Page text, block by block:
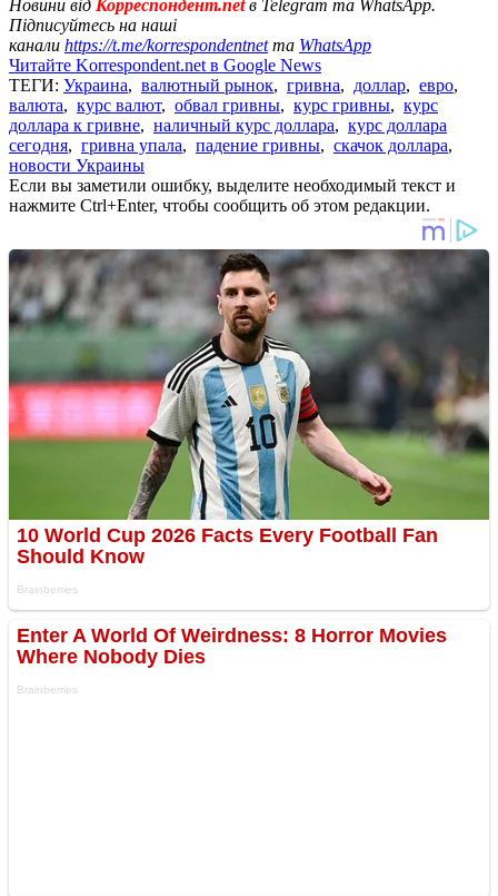
Новини від Корреспондент.netв Telegram та WhatsApp.
Підписуйтесь на наші
канали https://t.me/korrespondentnetта WhatsApp
Читайте Korrespondent.net в Google News
ТЕГИ: Украина, валютный рынок, гривна, доллар, евро,
валюта, курс валют, обвал гривны, курс гривны, курс
доллара к гривне, наличный курс доллара, курс доллара
сегодня, гривна упала, падение гривны, скачок доллара,
новости Украины
Если вы заметили ошибку, выделите необходимый текст и
нажмите Ctrl+Enter, чтобы сообщить об этом редакции.